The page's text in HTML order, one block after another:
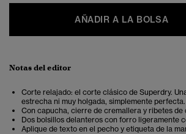
AÑADIR A LA BOLSA
Notas del editor
Corte relajado: el corte clásico de Superdry.
estrecha ni muy holgada, simplemente
Con capucha, cierre de cremallera y ribetes de
Dos bolsillos delanteros con forro ligeramente
Aplique de texto en el pecho y etiqueta de la